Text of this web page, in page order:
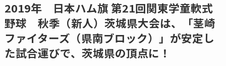
2019年 日本ハム旗 第21回関東学童軟式
野球 秋季（新人）茨城県大会は、「茎崎
ファイターズ（県南ブロック）」が安定し
た試合運びで、茨城県の頂点に！